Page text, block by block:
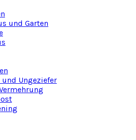
und Garten
Ungeziefer